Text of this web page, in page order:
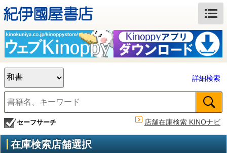
詳細検索
セーフサーチ 店舗在庫検索 KINOナビ
在庫検索店舗選択